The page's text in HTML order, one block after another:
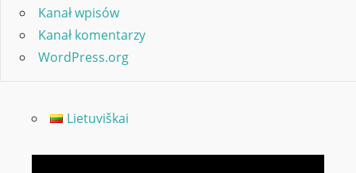
Kanał wpisów
Kanał komentarzy
WordPress.org
Lietuviškai